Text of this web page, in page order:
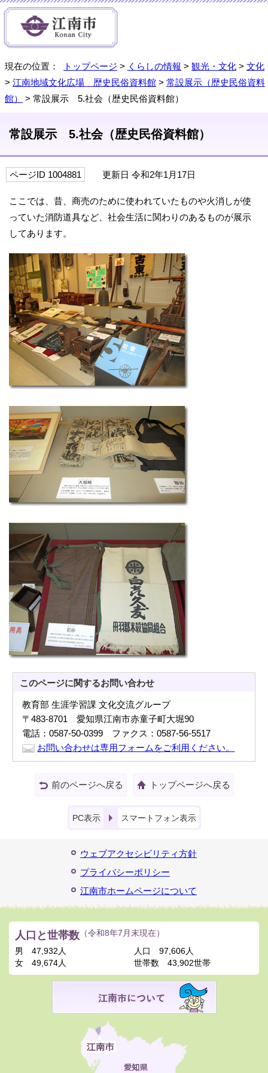
現在の位置： トップページ > くらしの情報 > 観光・文化 > 文化
> 江南地域文化広場 歴史民俗資料館 > 常設展示（歴史民俗資料
館）
> 常設展示 5.社会（歴史民俗資料館）
常設展示 5.社会（歴史民俗資料館）
ページID 1004881 更新日 令和2年1月17日
ここでは、昔、商売のために使われていたものや火消しが使
っていた消防道具など、社会生活に関わりのあるものが展示
してあります。
このページに関するお問い合わせ
教育部 生涯学習課 文化交流グループ
〒483-8701 愛知県江南市赤童子町大堀90
電話：0587-50-0399 ファクス：0587-56-5517
お問い合わせは専用フォームをご利用ください。
前のページへ戻る トップページへ戻る
PC表示 スマートフォン表示
ウェブアクセシビリティ方針
プライバシーポリシー
江南市ホームページについて
人口と世帯数 （令和8年7月末現在）
男
47,932人
女
49,674人
人口
97,606人
世帯数
43,902世帯